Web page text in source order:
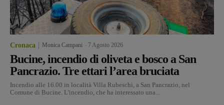
Cronaca Monica Campani 7 Agosto 2026
Bucine, incendio di oliveta e bosco a San
Pancrazio. Tre ettari l’area bruciata
Incendio alle 16.00 in località Villa Rubeschi, a San Pancrazio, nel
Comune di Bucine. L'incendio, che ha interessato una...